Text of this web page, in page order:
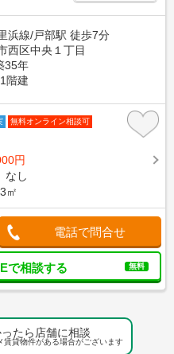
浜線/戸部駅 徒歩7分
西区中央１丁目
35年
階建
無料オンライン相談可
円
なし
㎡
電話で問合せ
で相談する 無料
たら店舗に相談
賃貸物件がある場合がございます